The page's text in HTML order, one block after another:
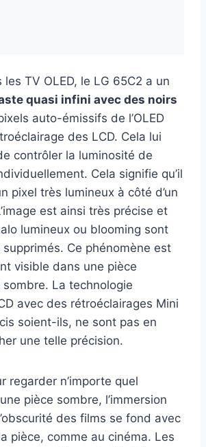
TV OLED, le LG 65C2 a un
quasi infini avec des noirs
auto-émissifs de l’OLED
des LCD. Cela lui
contrôler la luminosité de
Cela signifie qu’il
pixel très lumineux à côté d’un
est ainsi très précise et
lumineux ou blooming sont
Ce phénomène est
visible dans une pièce
La technologie
avec des rétroéclairages Mini
soient-ils, ne sont pas en
une telle précision.
regarder n’importe quel
pièce sombre, l’immersion
des films se fond avec
pièce, comme au cinéma. Les